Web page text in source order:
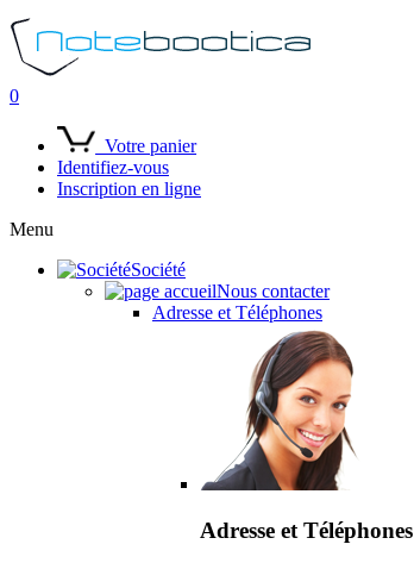
0
Votre panier
Identifiez-vous
Inscription en ligne
Menu
Société
Nous contacter
Adresse et Téléphones
Adresse et Téléphones